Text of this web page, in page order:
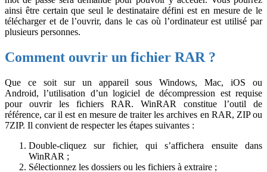
ainsi être certain que seul le destinataire défini est en mesure de le
télécharger et de l’ouvrir, dans le cas où l’ordinateur est utilisé par
plusieurs personnes.
Comment ouvrir un fichier RAR ?
Que ce soit sur un appareil sous Windows, Mac, iOS ou
Android, l’utilisation d’un logiciel de décompression est requise
pour ouvrir les fichiers RAR. WinRAR constitue l’outil de
référence, car il est en mesure de traiter les archives en RAR, ZIP ou
7ZIP. Il convient de respecter les étapes suivantes :
Double-cliquez sur fichier, qui s’affichera ensuite dans
WinRAR ;
Sélectionnez les dossiers ou les fichiers à extraire ;